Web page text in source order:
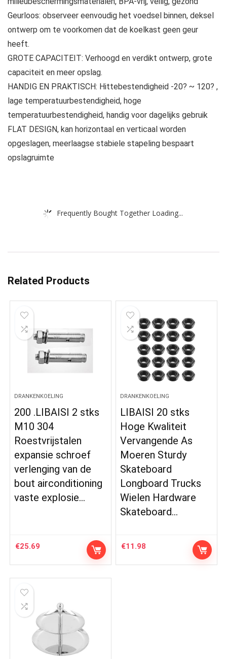
Geurloos: observeer eenvoudig het voedsel binnen, deksel
ontwerp om te voorkomen dat de koelkast geen geur
heeft.
GROTE CAPACITEIT: Verhoogd en verdikt ontwerp, grote
capaciteit en meer opslag.
HANDIG EN PRAKTISCH: Hittebestendigheid -20? ~ 120? ,
lage temperatuurbestendigheid, hoge
temperatuurbestendigheid, handig voor dagelijks gebruik
FLAT DESIGN, kan horizontaal en verticaal worden
opgeslagen, meerlaagse stabiele stapeling bespaart
opslagruimte
Frequently Bought Together Loading...
Related Products
DRANKENKOELING
200 .LIBAISI 2 stks
M10 304
Roestvrijstalen
expansie schroef
verlenging van de
bout airconditioning
vaste explosie…
€25.69
DRANKENKOELING
LIBAISI 20 stks
Hoge Kwaliteit
Vervangende As
Moeren Sturdy
Skateboard
Longboard Trucks
Wielen Hardware
Skateboard…
€11.98